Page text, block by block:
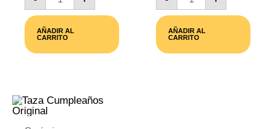
Día
De
Madre
Cantidad
AÑADIR AL
CARRITO
Día
De
Madre
Mejor
AÑADIR AL
CARRITO